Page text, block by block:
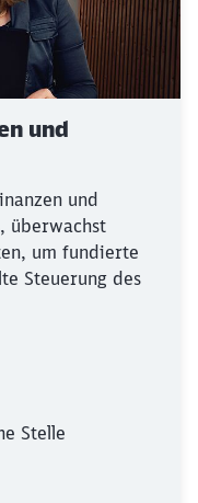
und
und
überwachst
um fundierte
Steuerung des
Stelle